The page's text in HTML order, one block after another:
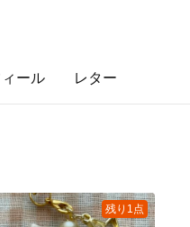
ール レター
残り1点